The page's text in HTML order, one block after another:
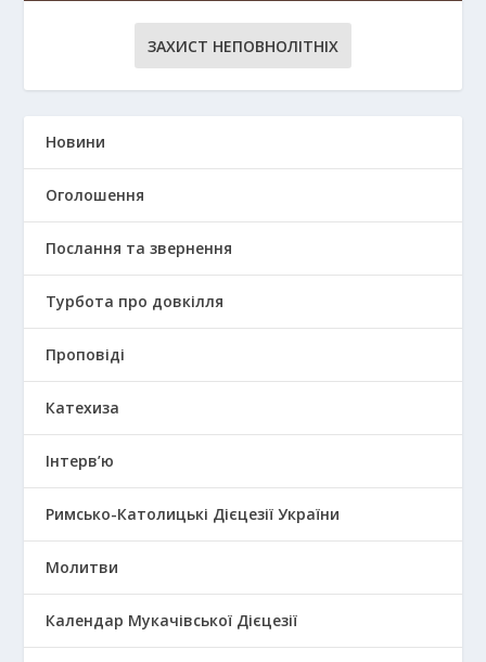
ЗАХИСТ НЕПОВНОЛІТНІХ
Новини
Оголошення
Послання та звернення
Турбота про довкілля
Проповіді
Катехиза
Інтерв’ю
Римсько-Католицькі Дієцезії України
Молитви
Календар Мукачівської Дієцезії